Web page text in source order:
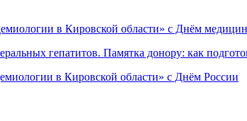
в Кировской области» с Днём
гепатитов. Памятка донору: как
в Кировской области» с Днём России